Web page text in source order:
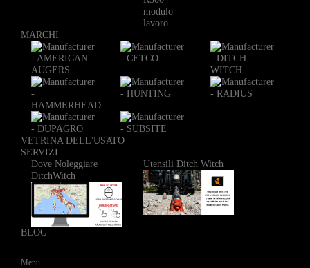
modulo
lavoro
MARCHI
VETRINA DELL'USATO
SERVIZI
Dove Noleggiare
DitchWitch
Utensili Ditch Witch
BLOG
Menu